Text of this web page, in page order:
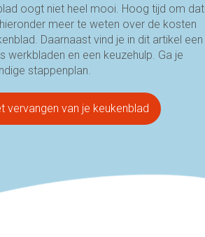
oogt niet heel mooi. Hoog tijd om dat
meer te weten over de kosten
Daarnaast vind je in dit artikel een
en een keuzehulp. Ga je
stappenplan.
vervangen van je keukenblad